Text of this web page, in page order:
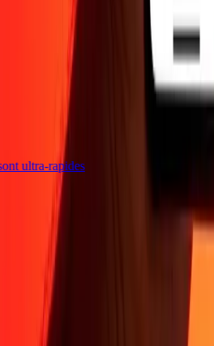
ultra-rapides
Entreprise
À proposBlog Devenir agent
Transfert d'argent international